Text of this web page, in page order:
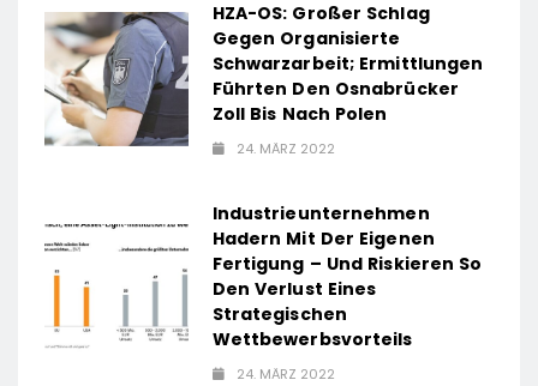
HZA-OS: Großer Schlag
Gegen Organisierte
Schwarzarbeit; Ermittlungen
Führten Den Osnabrücker
Zoll Bis Nach Polen
24. MÄRZ 2022
Industrieunternehmen
Hadern Mit Der Eigenen
Fertigung – Und Riskieren So
Den Verlust Eines
Strategischen
Wettbewerbsvorteils
24. MÄRZ 2022